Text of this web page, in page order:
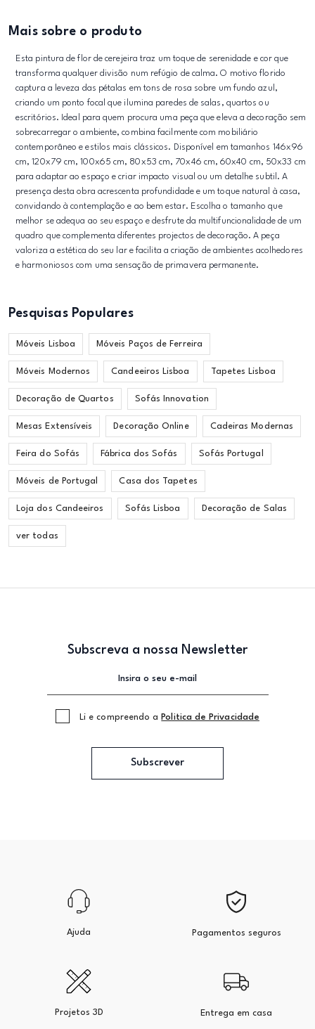
Mais sobre o produto
Esta pintura de flor de cerejeira traz um toque de serenidade e cor que
transforma qualquer divisão num refúgio de calma. O motivo florido
captura a leveza das pétalas em tons de rosa sobre um fundo azul,
criando um ponto focal que ilumina paredes de salas, quartos ou
escritórios. Ideal para quem procura uma peça que eleva a decoração sem
sobrecarregar o ambiente, combina facilmente com mobiliário
contemporâneo e estilos mais clássicos. Disponível em tamanhos 146x96
cm, 120x79 cm, 100x65 cm, 80x53 cm, 70x46 cm, 60x40 cm, 50x33 cm
para adaptar ao espaço e criar impacto visual ou um detalhe subtil. A
presença desta obra acrescenta profundidade e um toque natural à casa,
convidando à contemplação e ao bem estar. Escolha o tamanho que
melhor se adequa ao seu espaço e desfrute da multifuncionalidade de um
quadro que complementa diferentes projectos de decoração. A peça
valoriza a estética do seu lar e facilita a criação de ambientes acolhedores
e harmoniosos com uma sensação de primavera permanente.
Pesquisas Populares
Móveis Lisboa Móveis Paços de Ferreira
Móveis Modernos Candeeiros Lisboa Tapetes Lisboa
Decoração de Quartos Sofás Innovation
Mesas Extensíveis Decoração Online Cadeiras Modernas
Feira do Sofás Fábrica dos Sofás Sofás Portugal
Móveis de Portugal Casa dos Tapetes
Loja dos Candeeiros Sofás Lisboa Decoração de Salas
ver todas
Subscreva a nossa Newsletter
Li e compreendo a Politica de Privacidade
Subscrever
Ajuda Pagamentos seguros
Projetos 3D Entrega em casa